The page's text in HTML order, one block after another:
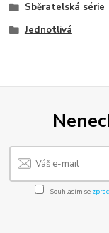
Sběratelská série
Jednotlivá
Souhlasím se